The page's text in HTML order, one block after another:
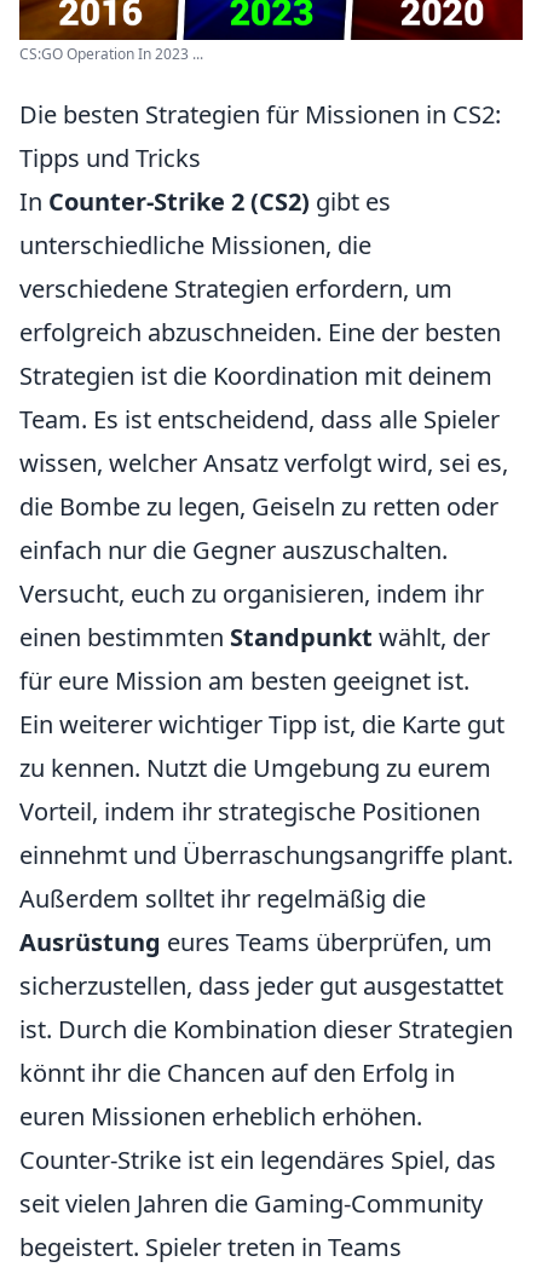
CS:GO Operation In 2023 ...
Die besten Strategien für Missionen in CS2:
Tipps und Tricks
In Counter-Strike 2 (CS2) gibt es
unterschiedliche Missionen, die
verschiedene Strategien erfordern, um
erfolgreich abzuschneiden. Eine der besten
Strategien ist die Koordination mit deinem
Team. Es ist entscheidend, dass alle Spieler
wissen, welcher Ansatz verfolgt wird, sei es,
die Bombe zu legen, Geiseln zu retten oder
einfach nur die Gegner auszuschalten.
Versucht, euch zu organisieren, indem ihr
einen bestimmten Standpunkt wählt, der
für eure Mission am besten geeignet ist.
Ein weiterer wichtiger Tipp ist, die Karte gut
zu kennen. Nutzt die Umgebung zu eurem
Vorteil, indem ihr strategische Positionen
einnehmt und Überraschungsangriffe plant.
Außerdem solltet ihr regelmäßig die
Ausrüstung eures Teams überprüfen, um
sicherzustellen, dass jeder gut ausgestattet
ist. Durch die Kombination dieser Strategien
könnt ihr die Chancen auf den Erfolg in
euren Missionen erheblich erhöhen.
Counter-Strike ist ein legendäres Spiel, das
seit vielen Jahren die Gaming-Community
begeistert. Spieler treten in Teams